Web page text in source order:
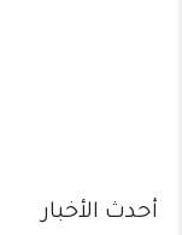
أحدث الأخبار